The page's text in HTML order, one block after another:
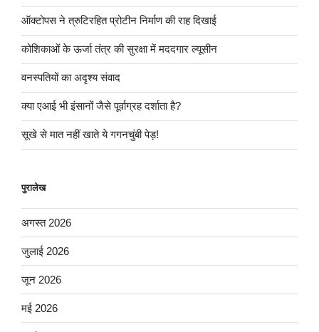
ऑक्टोपस ने त्रुटिरहित प्रोटीन निर्माण की राह दिखाई
कोशिकाओं के ऊर्जा तंत्र की सुरक्षा में मददगार ल्यूसीन
वनस्पतियों का अदृश्य संवाद
क्या एआई भी इंसानों जैसे पूर्वाग्रह दर्शाता है?
सूखे से मात नहीं खाते ये गगनचुंबी पेड़!
पुरालेख
अगस्त 2026
जुलाई 2026
जून 2026
मई 2026